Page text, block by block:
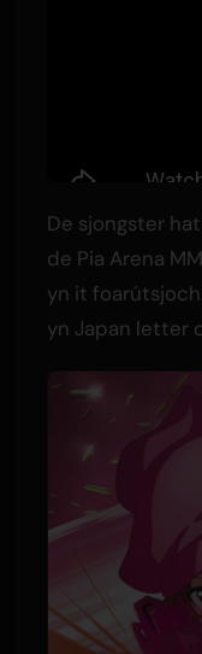
De sjongster
de Pia Arena
yn it
yn Japan letter